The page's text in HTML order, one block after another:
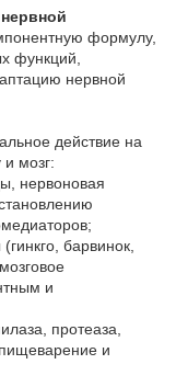
формулу,
функций,
нервной
действие на
мозг:
нервоновая
барвинок,
и
протеаза,
и